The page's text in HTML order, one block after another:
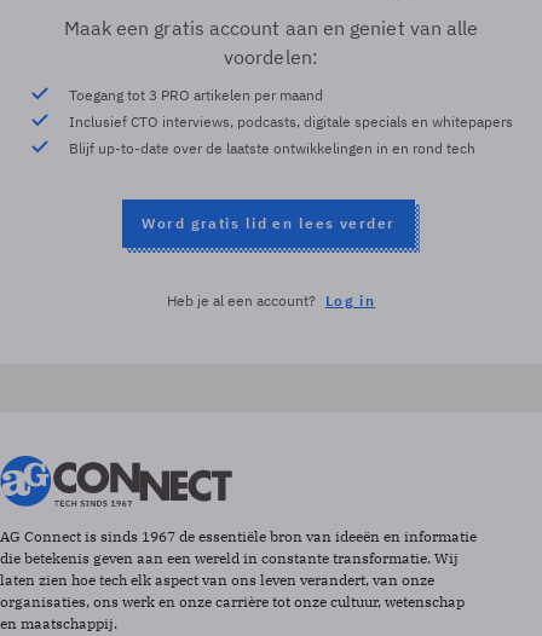
Maak een gratis account aan en geniet van alle
voordelen:
Toegang tot 3 PRO artikelen per maand
Inclusief CTO interviews, podcasts, digitale specials en whitepapers
Blijf up-to-date over de laatste ontwikkelingen in en rond tech
Word gratis lid en lees verder
Heb je al een account? Log in
AG Connect is sinds 1967 de essentiële bron van ideeën en informatie
die betekenis geven aan een wereld in constante transformatie. Wij
laten zien hoe tech elk aspect van ons leven verandert, van onze
organisaties, ons werk en onze carrière tot onze cultuur, wetenschap
en maatschappij.